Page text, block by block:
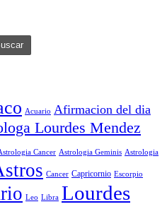
Acuario Afirmacion del dia
Lourdes Mendez
Cancer Astrologia Geminis Astrologia
Cancer Capricornio Escorpio
Leo Libra Lourdes